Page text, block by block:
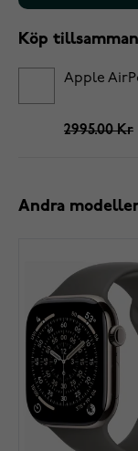
Köp
Apple
2995.00 Kr
Andra